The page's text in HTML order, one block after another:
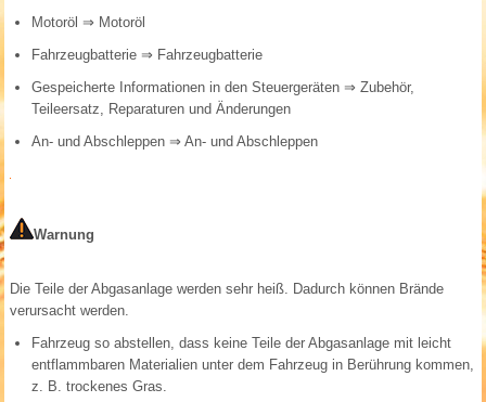
Motoröl ⇒ Motoröl
Fahrzeugbatterie ⇒ Fahrzeugbatterie
Gespeicherte Informationen in den Steuergeräten ⇒ Zubehör,
Teileersatz, Reparaturen und Änderungen
An- und Abschleppen ⇒ An- und Abschleppen
Warnung
Die Teile der Abgasanlage werden sehr heiß. Dadurch können Brände
verursacht werden.
Fahrzeug so abstellen, dass keine Teile der Abgasanlage mit leicht
entflammbaren Materialien unter dem Fahrzeug in Berührung kommen,
z. B. trockenes Gras.